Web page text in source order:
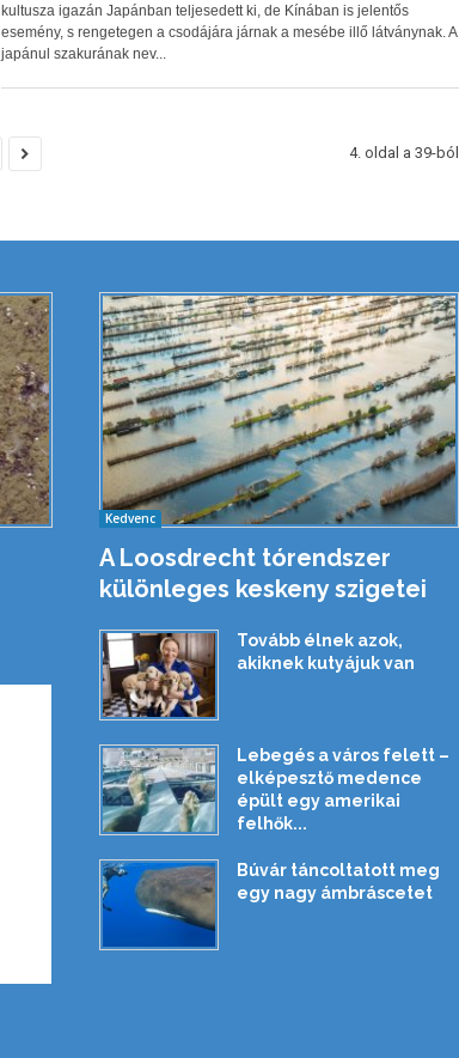
kultusza igazán Japánban teljesedett ki, de Kínában is jelentős
esemény, s rengetegen a csodájára járnak a mesébe illő látványnak. A
japánul szakurának nev...
4. oldal a 39-ból
Kedvenc
A Loosdrecht tórendszer
különleges keskeny szigetei
Tovább élnek azok,
akiknek kutyájuk van
Lebegés a város felett –
elképesztő medence
épült egy amerikai
felhők...
Búvár táncoltatott meg
egy nagy ámbráscetet